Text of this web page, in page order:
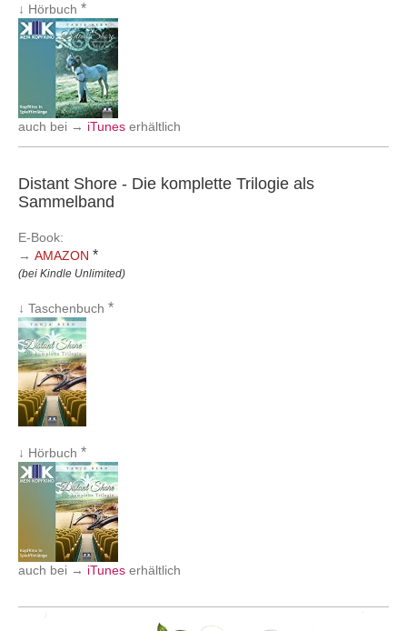
↓ Hörbuch *
auch bei → iTunes erhältlich
Distant Shore - Die komplette Trilogie als
Sammelband
E-Book:
→ AMAZON *
(bei Kindle Unlimited)
↓ Taschenbuch *
↓ Hörbuch *
auch bei → iTunes erhältlich